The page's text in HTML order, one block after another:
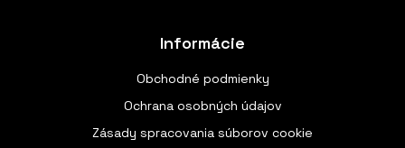
Informácie
Obchodné podmienky
Ochrana osobných údajov
Zásady spracovania súborov cookie